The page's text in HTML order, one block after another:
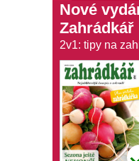
Nové
Zahrádkář
2v1: tipy na